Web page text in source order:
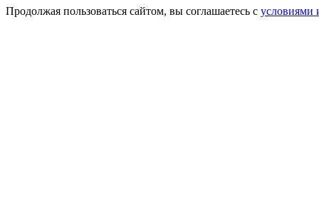
Продолжая пользоваться сайтом, вы соглашаетесь с условиями